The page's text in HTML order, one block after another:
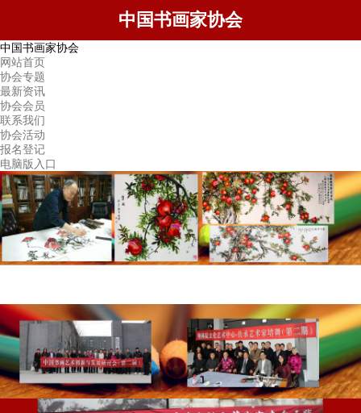
中国书画家协会
中国书画家协会
网站首页
协会专题
最新资讯
协会会员
联系我们
协会活动
报名登记
电脑版入口